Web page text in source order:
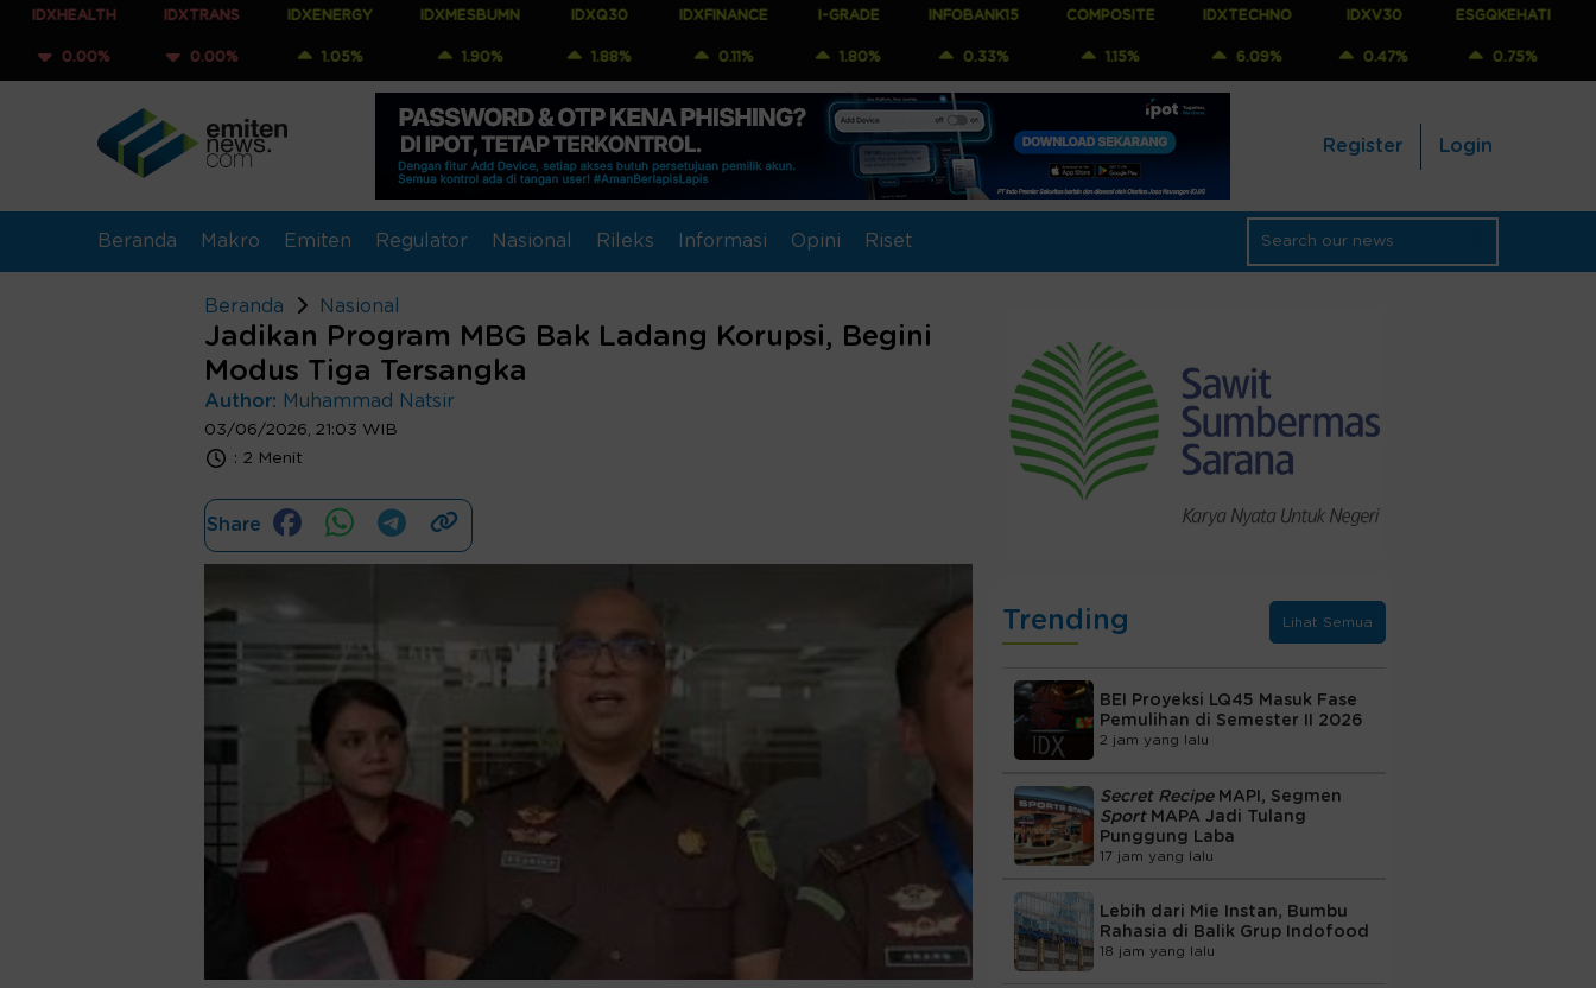
IDXTRANS
0.00%
IDXENERGY
1.05%
IDXMESBUMN IDXQ30
1.88%
IDXFINANCE
0.11%
I-GRADE
1.80%
INFOBANK15
0.33%
COMPOSITE IDXTECHNO IDXV30
0.47%
ESGQKEHATI
0.75% 0.06%
Register Login
Beranda Makro Emiten Regulator Nasional Rileks Informasi Opini Riset
Beranda Nasional
Jadikan Program MBG Bak Ladang Korupsi, Begini
Modus Tiga Tersangka
Author: Muhammad Natsir
03/06/2026, 21:03 WIB
: 2 Menit
Share
Trending Lihat Semua
BEI Proyeksi LQ45 Masuk Fase
Pemulihan di Semester II 2026
2 jam yang lalu
Secret RecipeMAPI, Segmen
Sport MAPA Jadi Tulang
Punggung Laba
17 jam yang lalu
Lebih dari Mie Instan, Bumbu
Rahasia di Balik Grup Indofood
18 jam yang lalu